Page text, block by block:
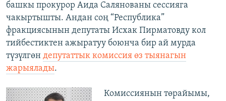
башкы прокурор Аида Салянованы сессияга
чакыртышты. Андан соң “Республика”
фракциясынын депутаты Исхак Пирматовду кол
тийбестиктен ажыратуу боюнча бир ай мурда
түзүлгөн депутаттык комиссия өз тыянагын
жарыялады.
Комиссиянын төрайымы,